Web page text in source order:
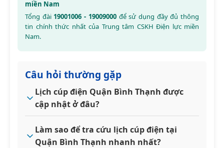
miền Nam
Tổng đài 19001006 - 19009000để sử dụng đầy đủ thông
tin chính thức nhất của Trung tâm CSKH Điện lực miền
Nam.
Câu hỏi thường gặp
Lịch cúp điện Quận Bình Thạnh được
cập nhật ở đâu?
Làm sao để tra cứu lịch cúp điện tại
Quận Bình Thạnh nhanh nhất?